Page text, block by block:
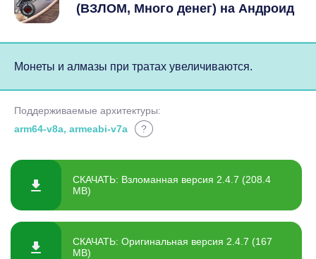
(ВЗЛОМ, Много денег) на Андроид
Монеты и алмазы при тратах увеличиваются.
Поддерживаемые архитектуры:
arm64-v8a, armeabi-v7a
?
СКАЧАТЬ: Взломанная версия 2.4.7 (208.4
MB)
СКАЧАТЬ: Оригинальная версия 2.4.7 (167
MB)